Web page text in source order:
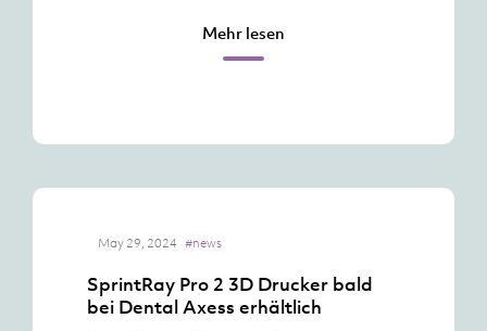
Mehr lesen
May 29, 2024 #news
SprintRay Pro 2 3D Drucker bald
bei Dental Axess erhältlich